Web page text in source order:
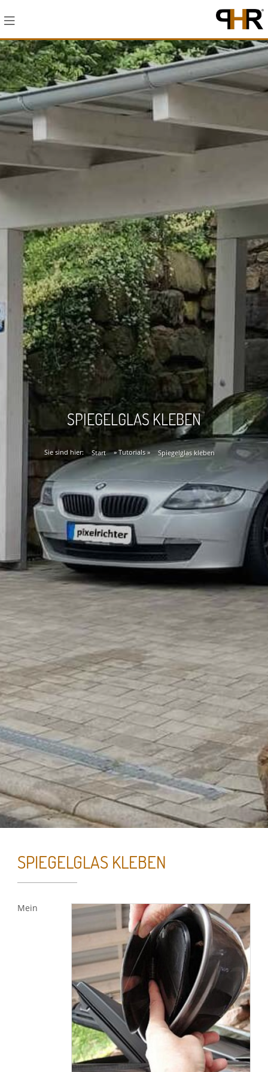
SPIEGELGLAS KLEBEN
Sie sind hier: Start »Tutorials » Spiegelglas kleben
SPIEGELGLAS KLEBEN
Mein
Google Maps
Google Analytics
Auswahl speichern